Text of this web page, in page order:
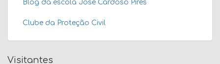
Blog da escola José Cardoso Pires
Clube da Proteção Civil
Visitantes